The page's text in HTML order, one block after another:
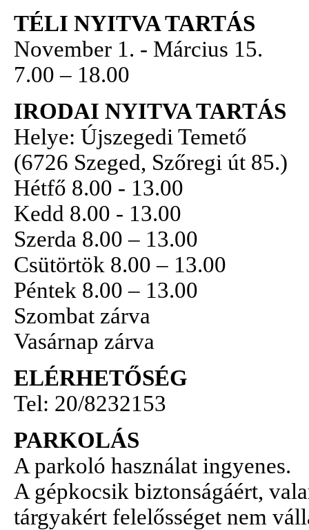
TÉLI NYITVA TARTÁS
November 1. - Március 15.
7.00 – 18.00
IRODAI NYITVA TARTÁS
Helye: Újszegedi Temető
(6726 Szeged, Szőregi út 85.)
Hétfő 8.00 - 13.00
Kedd 8.00 - 13.00
Szerda 8.00 – 13.00
Csütörtök 8.00 – 13.00
Péntek 8.00 – 13.00
Szombat zárva
Vasárnap zárva
ELÉRHETŐSÉG
Tel: 20/8232153
PARKOLÁS
A parkoló használat ingyenes.
A gépkocsik biztonságáért,
tárgyakért felelősséget nem